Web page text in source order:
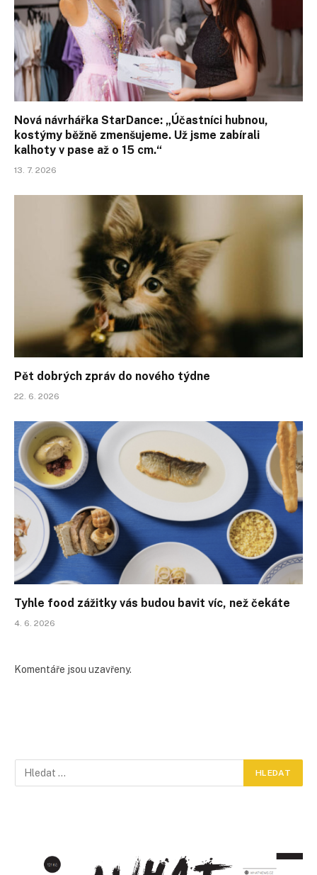
Nová návrhářka StarDance: „Účastníci hubnou,
kostýmy běžně zmenšujeme. Už jsme zabírali
kalhoty v pase až o 15 cm.“
13. 7. 2026
Pět dobrých zpráv do nového týdne
22. 6. 2026
Tyhle food zážitky vás budou bavit víc, než čekáte
4. 6. 2026
Komentáře jsou uzavřeny.